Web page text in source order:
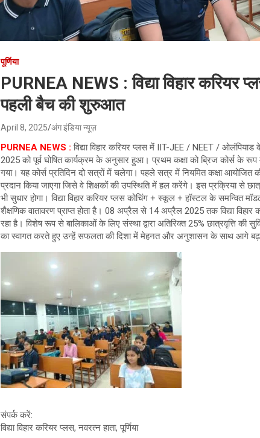
पूर्णिया
PURNEA NEWS : विद्या विहार
पहली बैच की शुरुआत
April 8, 2025 अंग इंडिया न्यूज़
PURNEA NEWS : विद्या विहार करियर प्लस में IIT-JEE / NEET /
2025 को पूर्व घोषित कार्यक्रम के अनुसार हुआ। प्रथम कक्षा को ब्रिज कोर्स के
गया। यह कोर्स प्रतिदिन दो सत्रों में चलेगा। पहले सत्र में नियमित कक्षा
प्रदान किया जाएगा जिसे वे शिक्षकों की उपस्थिति में हल करेंगे। इस प्रक्रिया से
भी सुधार होगा। विद्या विहार करियर प्लस कोचिंग + स्कूल + हॉस्टल के समन्वित
शैक्षणिक वातावरण प्राप्त होता है। 08 अप्रैल से 14 अप्रैल 2025 तक विद्या विहार
रहा है। विशेष रूप से बालिकाओं के लिए संस्था द्वारा अतिरिक्त 25% छात्रवृत्ति
का स्वागत करते हुए उन्हें सफलता की दिशा में मेहनत और अनुशासन के साथ आगे
संपर्क करें:
विद्या विहार करियर प्लस, नवरत्न हाता, पूर्णिया